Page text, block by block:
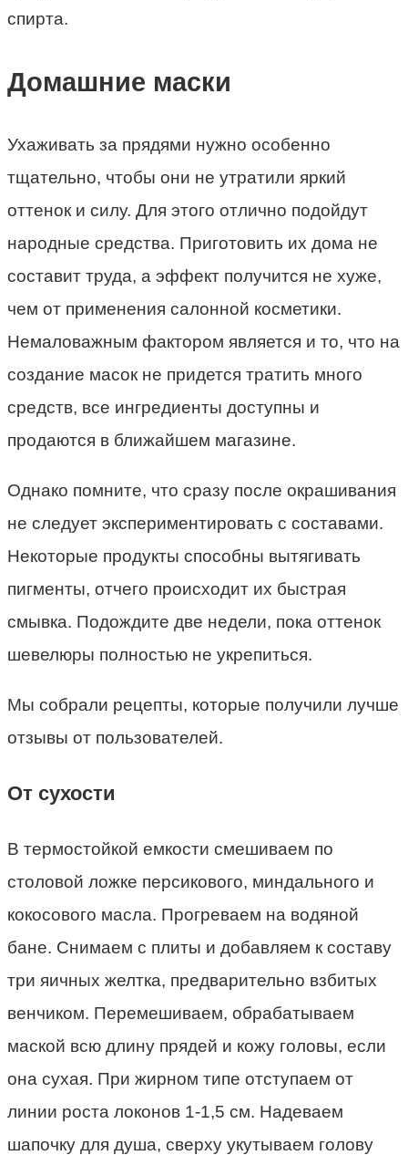
спирта.
Домашние маски
Ухаживать за прядями нужно особенно
тщательно, чтобы они не утратили яркий
оттенок и силу. Для этого отлично подойдут
народные средства. Приготовить их дома не
составит труда, а эффект получится не хуже,
чем от применения салонной косметики.
Немаловажным фактором является и то, что на
создание масок не придется тратить много
средств, все ингредиенты доступны и
продаются в ближайшем магазине.
Однако помните, что сразу после окрашивания
не следует экспериментировать с составами.
Некоторые продукты способны вытягивать
пигменты, отчего происходит их быстрая
смывка. Подождите две недели, пока оттенок
шевелюры полностью не укрепиться.
Мы собрали рецепты, которые получили лучше
отзывы от пользователей.
От сухости
В термостойкой емкости смешиваем по
столовой ложке персикового, миндального и
кокосового масла. Прогреваем на водяной
бане. Снимаем с плиты и добавляем к составу
три яичных желтка, предварительно взбитых
венчиком. Перемешиваем, обрабатываем
маской всю длину прядей и кожу головы, если
она сухая. При жирном типе отступаем от
линии роста локонов 1-1,5 см. Надеваем
шапочку для душа, сверху укутываем голову